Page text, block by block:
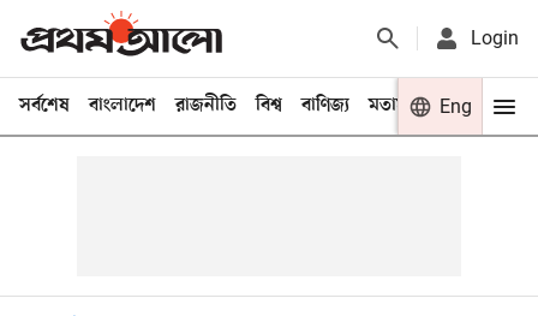
Login
সর্বশেষ বাংলাদেশ রাজনীতি বিশ্ব বাণিজ্য মতামত খেলা
Eng